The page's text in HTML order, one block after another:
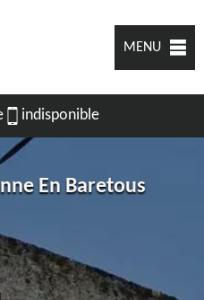
MENU
indisponible
En Baretous